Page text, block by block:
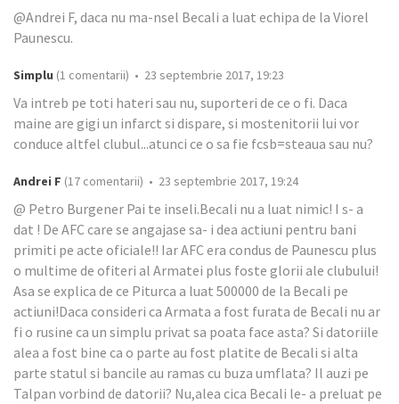
@Andrei F, daca nu ma-nsel Becali a luat echipa de la Viorel
Paunescu.
Simplu (1 comentarii) • 23 septembrie 2017, 19:23
Va intreb pe toti hateri sau nu, suporteri de ce o fi. Daca
maine are gigi un infarct si dispare, si mostenitorii lui vor
conduce altfel clubul...atunci ce o sa fie fcsb=steaua sau nu?
Andrei F (17 comentarii) • 23 septembrie 2017, 19:24
@ Petro Burgener Pai te inseli.Becali nu a luat nimic! I s- a
dat ! De AFC care se angajase sa- i dea actiuni pentru bani
primiti pe acte oficiale!! Iar AFC era condus de Paunescu plus
o multime de ofiteri al Armatei plus foste glorii ale clubului!
Asa se explica de ce Piturca a luat 500000 de la Becali pe
actiuni!Daca consideri ca Armata a fost furata de Becali nu ar
fi o rusine ca un simplu privat sa poata face asta? Si datoriile
alea a fost bine ca o parte au fost platite de Becali si alta
parte statul si bancile au ramas cu buza umflata? Il auzi pe
Talpan vorbind de datorii? Nu,alea cica Becali le- a preluat pe